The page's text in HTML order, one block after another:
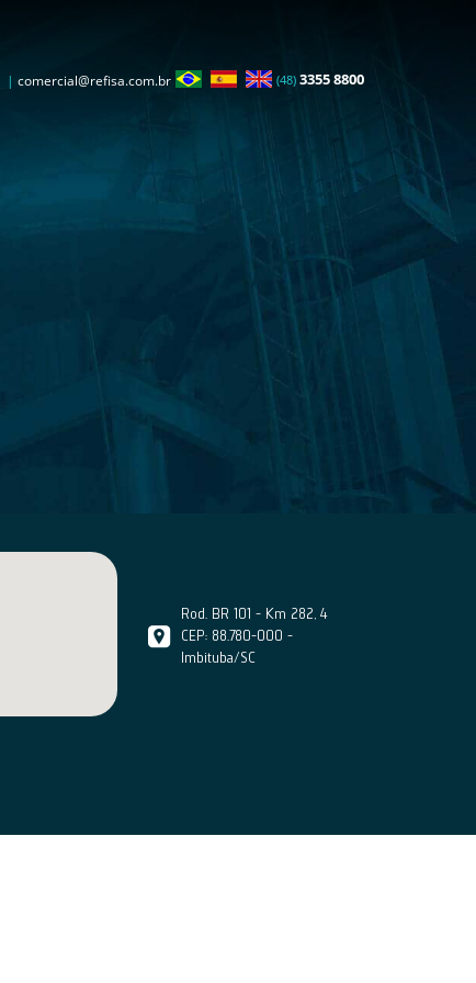
(48) 3355 8800
| comercial@refisa.com.br
Rod. BR 101 - Km 282, 4
CEP: 88.780-000 -
Imbituba/SC